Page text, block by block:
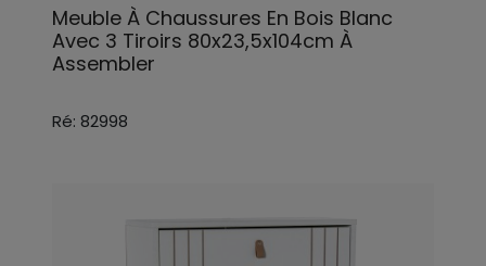
Meuble À Chaussures En Bois Blanc
Avec 3 Tiroirs 80x23,5x104cm À
Assembler
Ré: 82998